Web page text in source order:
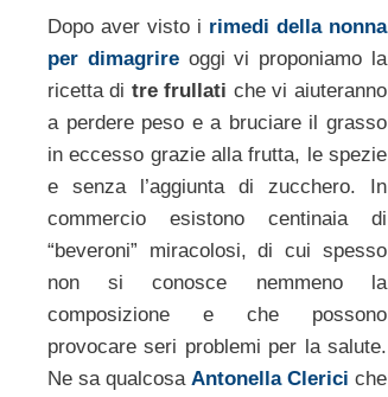
Dopo aver visto i rimedi della nonna
per dimagrireoggi vi proponiamo la
ricetta di tre frullati che vi aiuteranno
a perdere peso e a bruciare il grasso
in eccesso grazie alla frutta, le spezie
e senza l’aggiunta di zucchero. In
commercio esistono centinaia di
“beveroni” miracolosi, di cui spesso
non si conosce nemmeno la
composizione e che possono
provocare seri problemi per la salute.
Ne sa qualcosa Antonella Clerici che